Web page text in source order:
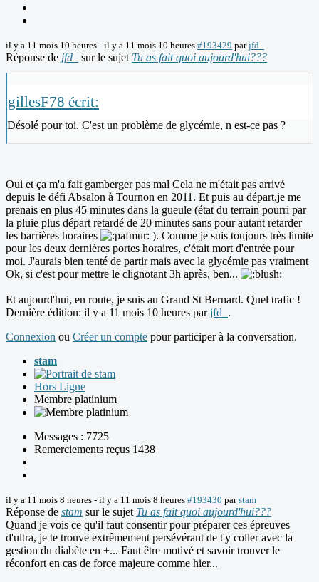
il y a 11 mois 10 heures - il y a 11 mois 10 heures #193429 parjfd_
Réponse de jfd_ sur le sujet Tu as fait quoi aujourd'hui???
gillesF78 écrit:
Désolé pour toi. C'est un problème de glycémie, n est-ce pas ?
Oui et ça m'a fait gamberger pas mal Cela ne m'était pas arrivé
depuis le défi Absalon à Tournon en 2011. Et puis au départ,je me
prenais en plus 45 minutes dans la gueule (état du terrain pourri par
la pluie plus départ retardé de 20 minutes sans pour autant retarder
les barrières horaires
). Comme je suis toujours très limite
pour les deux dernières portes horaires, c'était mort d'entrée pour
moi. J'aurais bien tenté de partir mais avec la glycémie pas vraiment
Ok, si c'est pour mettre le clignotant 3h après, ben...
Et aujourd'hui, en route, je suis au Grand St Bernard. Quel trafic !
Dernière édition: il y a 11 mois 10 heures parjfd_ .
Connexion ou Créer un compte pour participer à la conversation.
stam
Hors Ligne
Membre platinium
Messages : 7725
Remerciements reçus 1438
il y a 11 mois 8 heures - il y a 11 mois 8 heures #193430 parstam
Réponse de stam sur le sujet Tu as fait quoi aujourd'hui???
Quand je vois ce qu'il faut consentir pour préparer ces épreuves
d'ultra, je te trouve extrêmement persévérant de t'y coller avec la
gestion du diabète en +... Faut être motivé et savoir trouver le
réconfort en cas de force majeure comme hier...